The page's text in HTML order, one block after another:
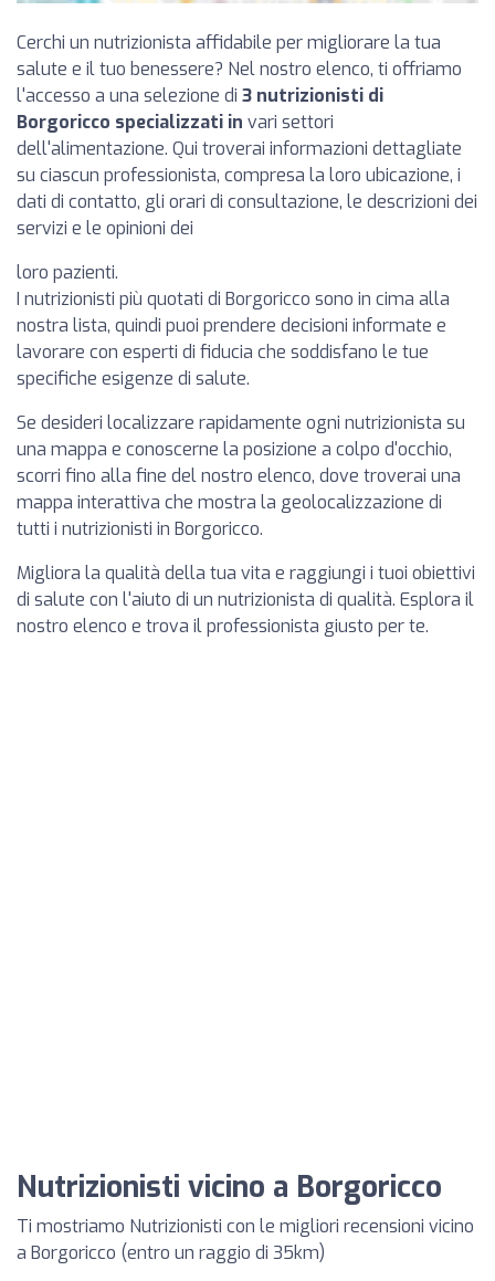
Cerchi un nutrizionista affidabile per migliorare la tua
salute e il tuo benessere? Nel nostro elenco, ti offriamo
l'accesso a una selezione di 3 nutrizionisti di
Borgoricco specializzati in vari settori
dell'alimentazione. Qui troverai informazioni dettagliate
su ciascun professionista, compresa la loro ubicazione, i
dati di contatto, gli orari di consultazione, le descrizioni dei
servizi e le opinioni dei
loro pazienti.
I nutrizionisti più quotati di Borgoricco sono in cima alla
nostra lista, quindi puoi prendere decisioni informate e
lavorare con esperti di fiducia che soddisfano le tue
specifiche esigenze di salute.
Se desideri localizzare rapidamente ogni nutrizionista su
una mappa e conoscerne la posizione a colpo d'occhio,
scorri fino alla fine del nostro elenco, dove troverai una
mappa interattiva che mostra la geolocalizzazione di
tutti i nutrizionisti in Borgoricco.
Migliora la qualità della tua vita e raggiungi i tuoi obiettivi
di salute con l'aiuto di un nutrizionista di qualità. Esplora il
nostro elenco e trova il professionista giusto per te.
Nutrizionisti vicino a Borgoricco
Ti mostriamo Nutrizionisti con le migliori recensioni vicino
a Borgoricco (entro un raggio di 35km)